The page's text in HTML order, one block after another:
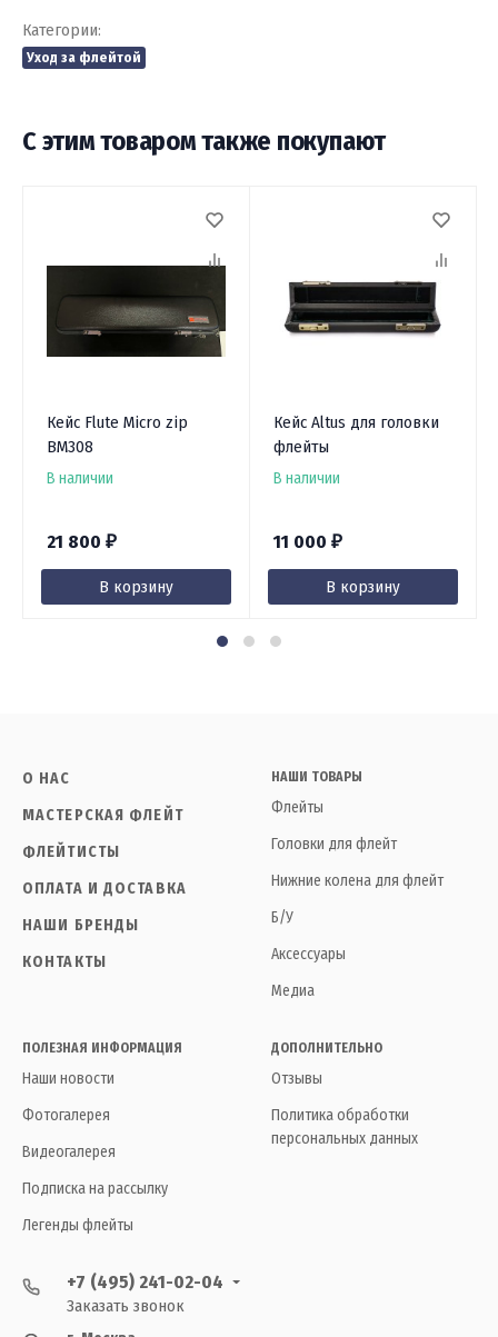
Категории:
Уход за флейтой
С этим товаром также покупают
Кейс Flute Micro zip
BM308
В наличии
21 800 ₽
В корзину
Кейс Altus для головки
флейты
В наличии
11 000 ₽
В корзину
О НАС
МАСТЕРСКАЯ ФЛЕЙТ
ФЛЕЙТИСТЫ
ОПЛАТА И ДОСТАВКА
НАШИ БРЕНДЫ
КОНТАКТЫ
НАШИ ТОВАРЫ
Флейты
Головки для флейт
Нижние колена для флейт
Б/У
Аксессуары
Медиа
ПОЛЕЗНАЯ ИНФОРМАЦИЯ
Наши новости
Фотогалерея
Видеогалерея
Подписка на рассылку
Легенды флейты
ДОПОЛНИТЕЛЬНО
Отзывы
Политика обработки
персональных данных
+7 (495) 241-02-04
Заказать звонок